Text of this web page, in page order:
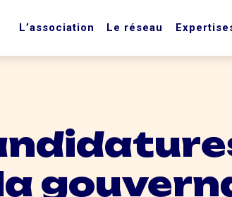
L’association Le réseau